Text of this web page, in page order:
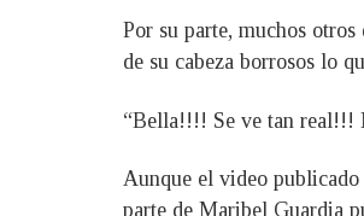
Por su parte, muchos
de su cabeza borrosos lo
“Bella!!!! Se ve tan real!!!
Aunque el video publicado
parte de Maribel Guardia